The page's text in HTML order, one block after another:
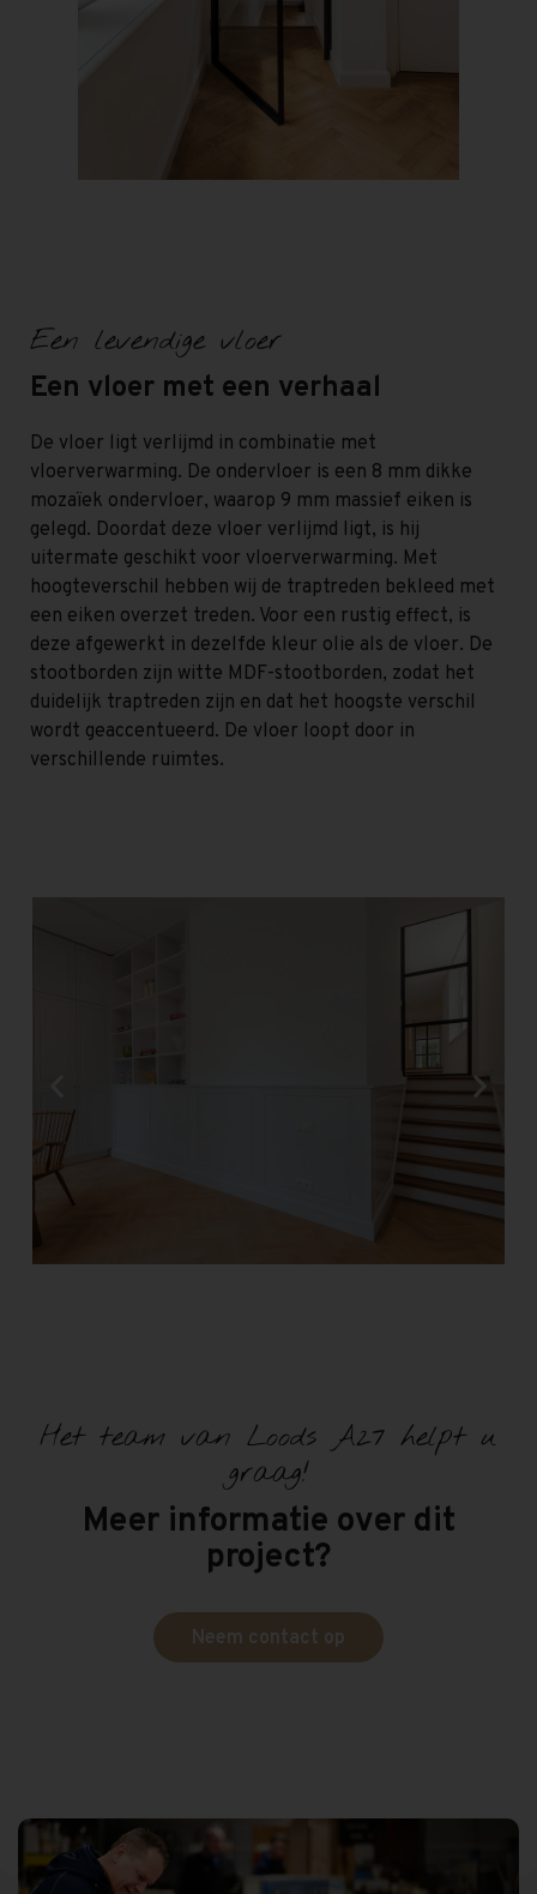
Een levendige vloer
Een vloer met een verhaal
De vloer ligt verlijmd in combinatie met
vloerverwarming. De ondervloer is een 8 mm dikke
mozaïek ondervloer, waarop 9 mm massief eiken is
gelegd. Doordat deze vloer verlijmd ligt, is hij
uitermate geschikt voor vloerverwarming. Met
hoogteverschil hebben wij de traptreden bekleed met
een eiken overzet treden. Voor een rustig effect, is
deze afgewerkt in dezelfde kleur olie als de vloer. De
stootborden zijn witte MDF-stootborden, zodat het
duidelijk traptreden zijn en dat het hoogste verschil
wordt geaccentueerd. De vloer loopt door in
verschillende ruimtes.
Het team van Loods A27 helpt u
graag!
Meer informatie over dit
project?
Neem contact op